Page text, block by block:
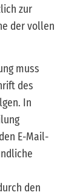
zur
der vollen
muss
des
In
E-Mail-
den